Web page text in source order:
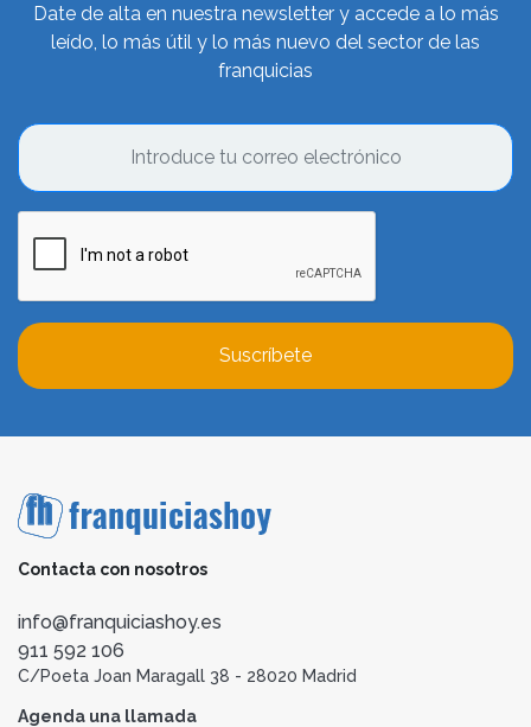
Date de alta en nuestra newsletter y accede a lo más
leído, lo más útil y lo más nuevo del sector de las
franquicias
Suscríbete
Contacta con nosotros
info@franquiciashoy.es
911 592 106
C/Poeta Joan Maragall 38 - 28020 Madrid
Agenda una llamada